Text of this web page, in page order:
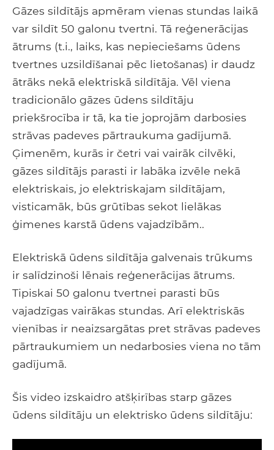
Gāzes sildītājs apmēram vienas stundas laikā
var sildīt 50 galonu tvertni. Tā reģenerācijas
ātrums (t.i., laiks, kas nepieciešams ūdens
tvertnes uzsildīšanai pēc lietošanas) ir daudz
ātrāks nekā elektriskā sildītāja. Vēl viena
tradicionālo gāzes ūdens sildītāju
priekšrocība ir tā, ka tie joprojām darbosies
strāvas padeves pārtraukuma gadījumā.
Ģimenēm, kurās ir četri vai vairāk cilvēki,
gāzes sildītājs parasti ir labāka izvēle nekā
elektriskais, jo elektriskajam sildītājam,
visticamāk, būs grūtības sekot lielākas
ģimenes karstā ūdens vajadzībām..
Elektriskā ūdens sildītāja galvenais trūkums
ir salīdzinoši lēnais reģenerācijas ātrums.
Tipiskai 50 galonu tvertnei parasti būs
vajadzīgas vairākas stundas. Arī elektriskās
vienības ir neaizsargātas pret strāvas padeves
pārtraukumiem un nedarbosies viena no tām
gadījumā.
Šis video izskaidro atšķirības starp gāzes
ūdens sildītāju un elektrisko ūdens sildītāju: